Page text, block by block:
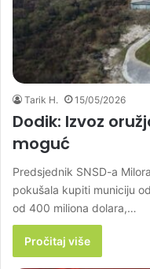
Tarik H. 15/05/2026
Dodik: Izvoz
moguć
Predsjednik SNSD-a
pokušala kupiti municiju
od 400 miliona dolara,…
Pročitaj više